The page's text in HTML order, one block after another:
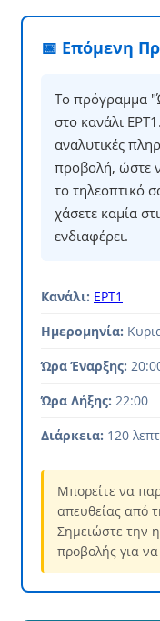
📅 Επόμενη
Το πρόγραμμα
στο κανάλι
αναλυτικές
προβολή, ώστε
το τηλεοπτικό
χάσετε καμία
ενδιαφέρει.
Κανάλι: ΕΡΤ1
Ημερομηνία:
Ώρα Έναρξης:
Ώρα Λήξης: 22:00
Διάρκεια: 120
Μπορείτε να
απευθείας από
Σημειώστε την
προβολής για